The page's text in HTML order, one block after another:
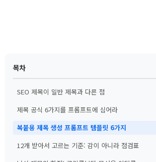
목차
SEO 제목이 일반 제목과 다른 점
제목 공식 6가지를 프롬프트에 심어라
복붙용 제목 생성 프롬프트 템플릿 6가지
12개 받아서 고르는 기준: 감이 아니라 점검표